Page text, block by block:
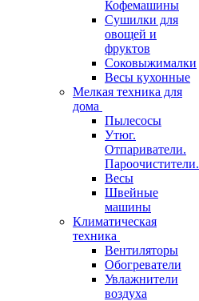
Кофемашины
Сушилки для
овощей и
фруктов
Соковыжималки
Весы кухонные
Мелкая техника для
дома
Пылесосы
Утюг.
Отпариватели.
Пароочистители.
Весы
Швейные
машины
Климатическая
техника
Вентиляторы
Обогреватели
Увлажнители
воздуха